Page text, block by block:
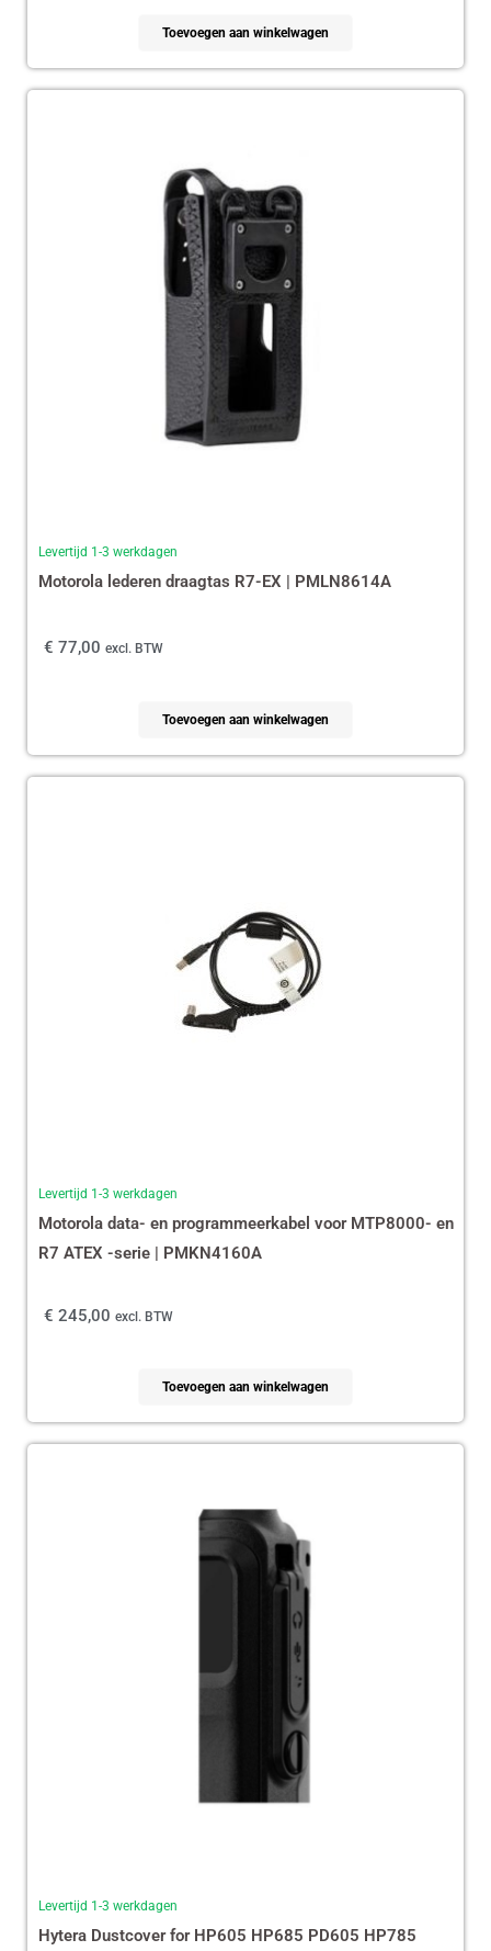
Toevoegen aan winkelwagen
Levertijd 1-3 werkdagen
Motorola lederen draagtas R7-EX | PMLN8614A
€ 77,00 excl. BTW
Toevoegen aan winkelwagen
Levertijd 1-3 werkdagen
Motorola data- en programmeerkabel voor MTP8000- en
R7 ATEX -serie | PMKN4160A
€ 245,00 excl. BTW
Toevoegen aan winkelwagen
Levertijd 1-3 werkdagen
Hytera Dustcover for HP605 HP685 PD605 HP785